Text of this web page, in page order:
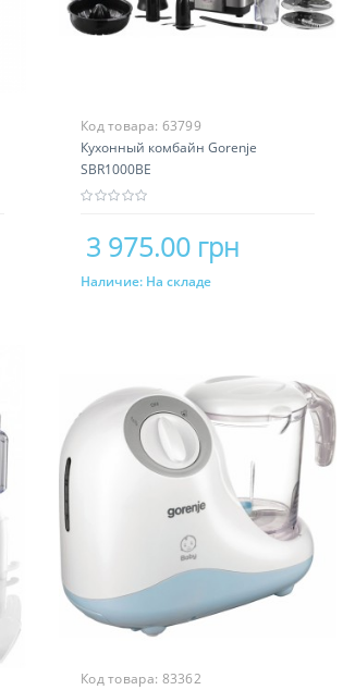
Код товара: 63799
Кухонный комбайн Gorenje
SBR1000BE
3 975.00 грн
Купить
Наличие: На складе
Код товара: 83362